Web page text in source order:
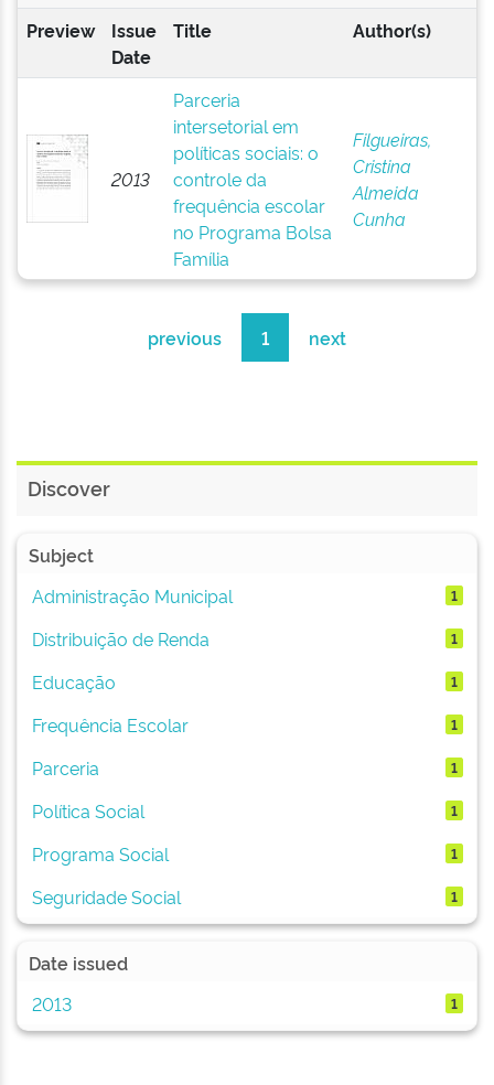
Preview
Issue
Date
Title Author(s)
2013
Parceria
intersetorial em
políticas sociais: o
controle da
frequência escolar
no Programa Bolsa
Família
Filgueiras,
Cristina
Almeida
Cunha
previous 1 next
Discover
Subject
Administração Municipal
1
Distribuição de Renda 1
Educação 1
Frequência Escolar 1
Parceria 1
Política Social 1
Programa Social 1
Seguridade Social 1
Date issued
2013
1